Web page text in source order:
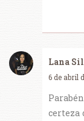
Lana
6 de abril
certeza